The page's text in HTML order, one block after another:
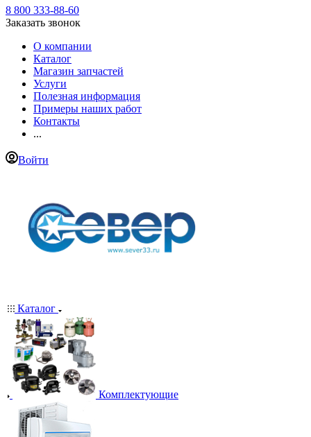
8 800 333-88-60
Заказать звонок
О компании
Каталог
Магазин запчастей
Услуги
Полезная информация
Примеры наших работ
Контакты
...
Войти
Каталог
Комплектующие